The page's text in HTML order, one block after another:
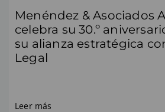
Menéndez & Asociados
celebra su 30.º
su alianza estratégica
Legal
Leer más